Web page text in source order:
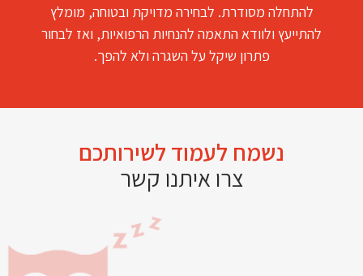
להתחלה מסודרת. לבחירה מדויקת ובטוחה, מומלץ
להתייעץ ולוודא התאמה להנחיות הרפואיות, ואז לבחור
פתרון שיקל על השגרה ולא להפך.
נשמח לעמוד לשירותכם
צרו איתנו קשר